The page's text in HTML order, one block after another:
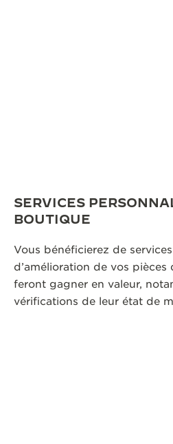
SERVICES
BOUTIQUE
Vous bénéficierez de
d’amélioration de vos pièces
feront gagner en valeur,
vérifications de leur état de